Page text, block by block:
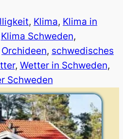
, Klima, Klima in
Klima Schweden
Orchideen, schwedisches
, Wetter in Schweden
Schweden